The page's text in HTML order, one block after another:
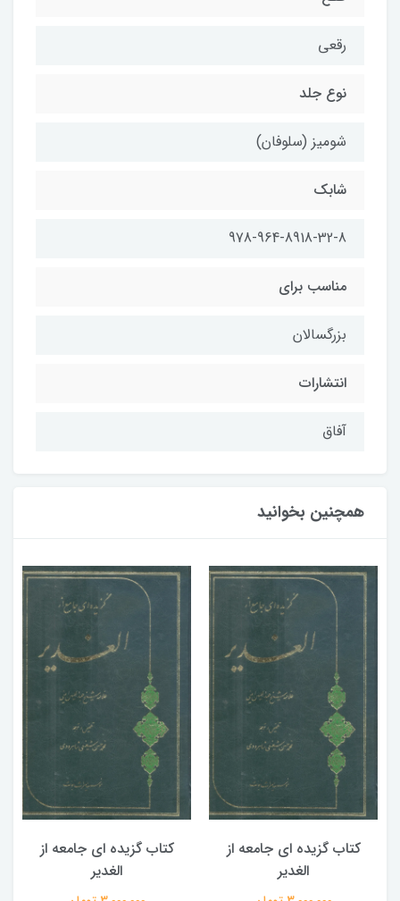
رقعي
نوع جلد
شومیز (سلوفان)
شابك
978-964-8918-32-8
مناسب براي
بزرگسالان
انتشارات
آفاق
همچنین بخوانید
کتاب گزیده ای جامعه از
الغدیر
کتاب گزیده ای جامعه از
الغدیر